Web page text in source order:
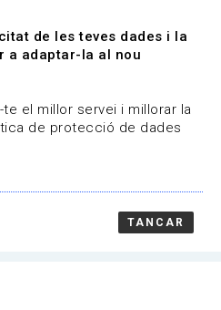
de les teves dades i la
a adaptar-la al nou
el millor servei i millorar la
de protecció de dades
TANCAR